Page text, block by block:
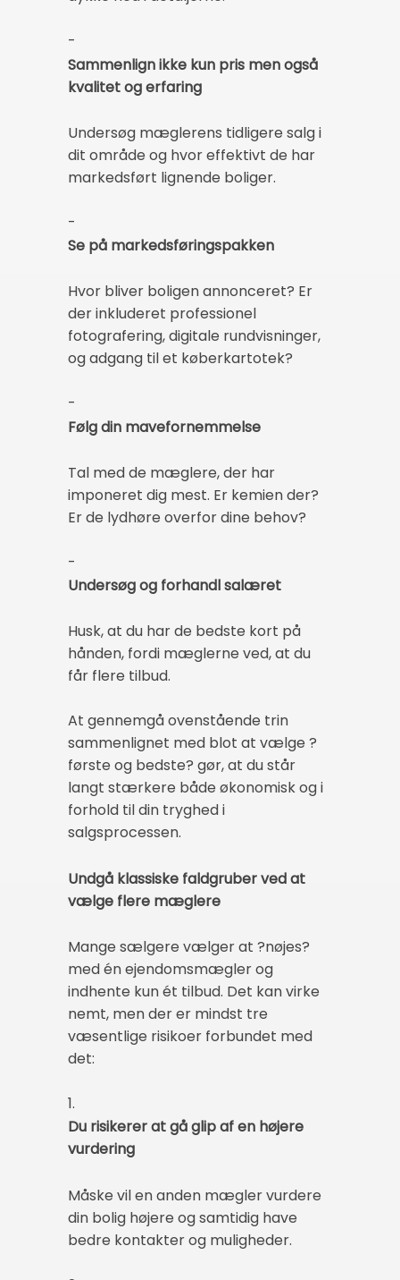
-
Sammenlign ikke kun pris men også
kvalitet og erfaring
Undersøg mæglerens tidligere salg i
dit område og hvor effektivt de har
markedsført lignende boliger.
-
Se på markedsføringspakken
Hvor bliver boligen annonceret? Er
der inkluderet professionel
fotografering, digitale rundvisninger,
og adgang til et køberkartotek?
-
Følg din mavefornemmelse
Tal med de mæglere, der har
imponeret dig mest. Er kemien der?
Er de lydhøre overfor dine behov?
-
Undersøg og forhandl salæret
Husk, at du har de bedste kort på
hånden, fordi mæglerne ved, at du
får flere tilbud.
At gennemgå ovenstående trin
sammenlignet med blot at vælge ?
første og bedste? gør, at du står
langt stærkere både økonomisk og i
forhold til din tryghed i
salgsprocessen.
Undgå klassiske faldgruber ved at
vælge flere mæglere
Mange sælgere vælger at ?nøjes?
med én ejendomsmægler og
indhente kun ét tilbud. Det kan virke
nemt, men der er mindst tre
væsentlige risikoer forbundet med
det:
1.
Du risikerer at gå glip af en højere
vurdering
Måske vil en anden mægler vurdere
din bolig højere og samtidig have
bedre kontakter og muligheder.